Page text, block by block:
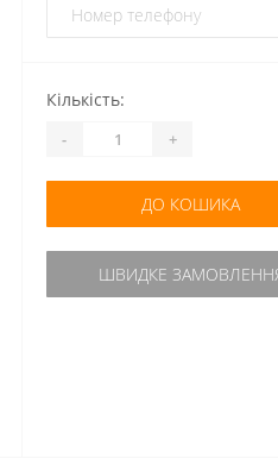
Кількість:
- +
ДО КОШИКА
ШВИДКЕ